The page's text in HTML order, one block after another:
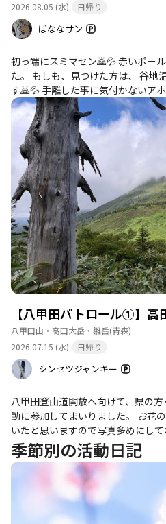
2026.08.05 (水)
日帰り
ばななサン
初っ端にスミマセン🙇💦 赤いポー
た。 もしも、見つけた方は、 谷地
す🙇💦 手離した事に気
なな🍌
八甲田山・高田大岳・雛岳(青森)
2026.07.15 (水)
日帰り
シンセツジャンキー
八甲田登山道開放へ向けて、県の
動に参加してまいりました。 お花の時期の八甲田山を観たい方も
いたと思いますので写真多めにして
季節別の活動日記